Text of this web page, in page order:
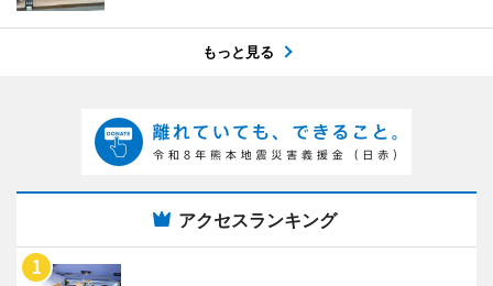
もっと見る
アクセスランキング